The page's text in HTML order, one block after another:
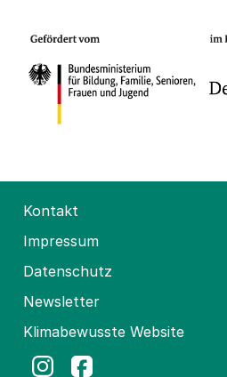
Kontakt
Impressum
Datenschutz
Newsletter
Klimabewusste Website